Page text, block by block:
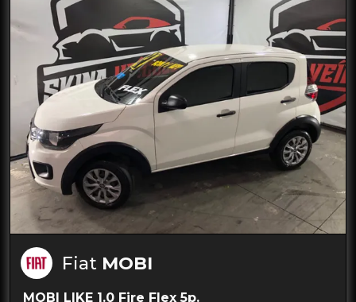
Fiat MOBI
MOBI LIKE 1.0 Fire Flex 5p.